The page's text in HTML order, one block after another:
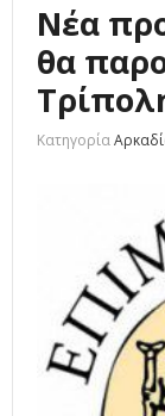
Νέα
θα
Κατηγορία